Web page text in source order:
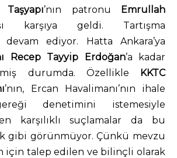
Taşyapı’nın patronu
Emrullah
karşıya geldi. Tartışma
devam ediyor. Hatta Ankara’ya
Recep Tayyip Erdoğan’a kadar
durumda. Özellikle
KKTC
’nın, Ercan Havalimanı’nın ihale
denetimini istemesiyle
karşılıklı suçlamalar da bu
gibi görünmüyor. Çünkü mevzu
için talep edilen ve bilinçli olarak